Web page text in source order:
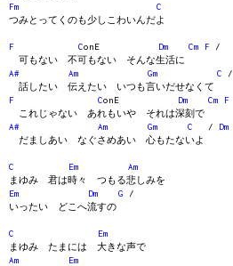
Fm
C
つみとってくのも少しこわいんだよ
F ConE Dm Cm F /
可もない 不可もない そんな生活に
A#
Am Gm C /
話したい 伝えたい いつも言いだせなくて
F
ConE Dm Cm F
これじゃない あれもいや それは深刻で
A#
Am Gm C / Dm
だましあい なぐさめあい 心もたないよ
C Em
Am
まゆみ 君は時々 つもる悲しみを
Em
Dm G /
いったい どこへ流すの
C
Em
まゆみ たまには 大きな声で
Am
Em